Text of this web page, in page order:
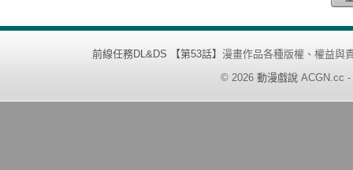
前線任務DL&DS 【第53話】 漫畫作品各種版權、權益與
© 2026 動漫戲說 ACGN.cc